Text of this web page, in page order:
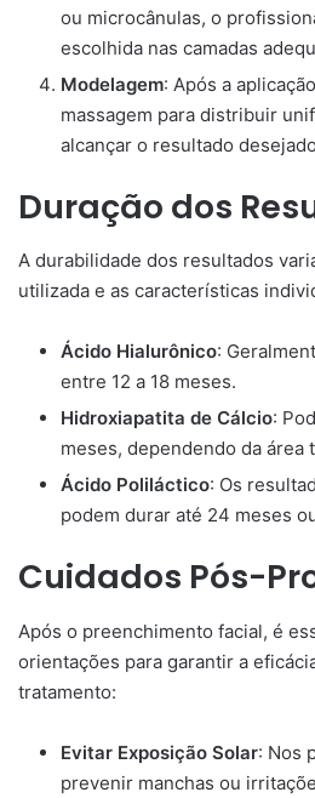
ou microcânulas, o
escolhida nas camadas
Modelagem: Após a
massagem para distribuir
alcançar o resultado
Duração dos
A durabilidade dos resultados
utilizada e as características
Ácido Hialurônico:
entre 12 a 18 meses.​
Hidroxiapatita de Cálcio:
meses, dependendo da área
Ácido Poliláctico: Os
podem durar até 24 meses
Cuidados Pós-
Após o preenchimento facial, é
orientações para garantir a
tratamento:
Evitar Exposição Solar: Nos
prevenir manchas ou